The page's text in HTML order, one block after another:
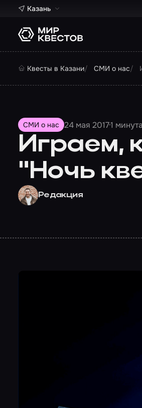
Казань
Квесты в Казани СМИ о нас
СМИ о нас 24 мая 20171 минута
Играем,
"Ночь
Редакция